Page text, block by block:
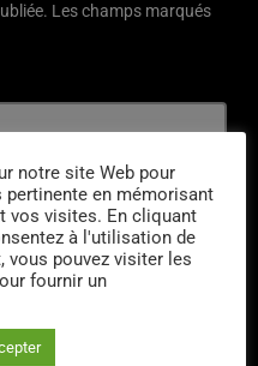
Les champs marqués
notre site Web pour
en mémorisant
vos visites. En cliquant
à l'utilisation de
vous pouvez visiter les
fournir un